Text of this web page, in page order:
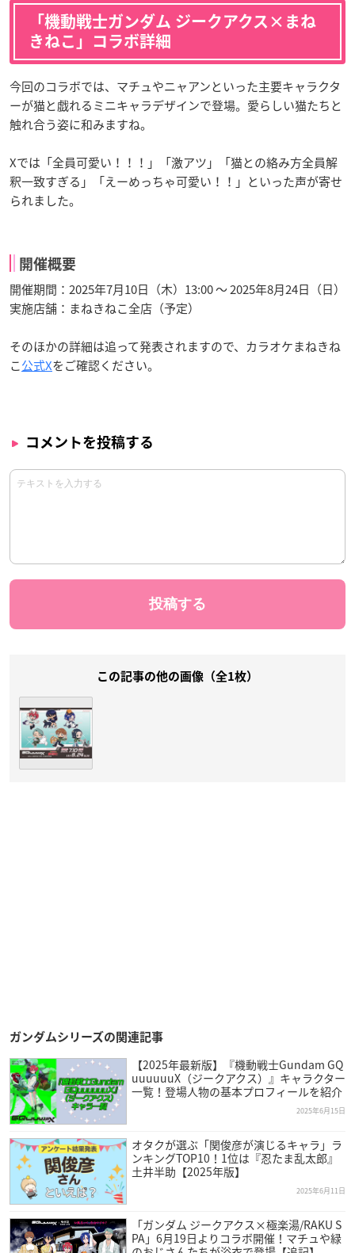
「機動戦士ガンダム ジークアクス×まね
きねこ」コラボ詳細
今回のコラボでは、マチュやニャアンといった主要キャラクタ
ーが猫と戯れるミニキャラデザインで登場。愛らしい猫たちと
触れ合う姿に和みますね。
Xでは「全員可愛い！！！」「激アツ」「猫との絡み方全員解
釈一致すぎる」「えーめっちゃ可愛い！！」といった声が寄せ
られました。
開催概要
開催期間：2025年7月10日（木）13:00 ～ 2025年8月24日（日）
実施店舗：まねきねこ全店（予定）
そのほかの詳細は追って発表されますので、カラオケまねきね
こ公式Xをご確認ください。
コメントを投稿する
この記事の他の画像（全1枚）
ガンダムシリーズの関連記事
【2025年最新版】『機動戦士Gundam GQ
uuuuuuX（ジークアクス）』キャラクター
一覧！登場人物の基本プロフィールを紹介
2025年6月15日
オタクが選ぶ「関俊彦が演じるキャラ」ラ
ンキングTOP10！1位は『忍たま乱太郎』
土井半助【2025年版】
2025年6月11日
「ガンダム ジークアクス×極楽湯/RAKU S
PA」6月19日よりコラボ開催！マチュや緑